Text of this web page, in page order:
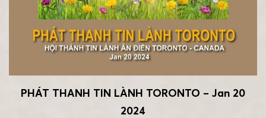
PHÁT THANH TIN LÀNH TORONTO – Jan 20
2024